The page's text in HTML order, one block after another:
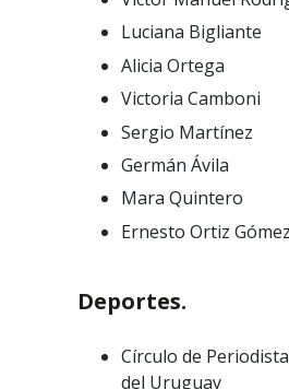
Luciana Bigliante
Alicia Ortega
Victoria Camboni
Sergio Martínez
Germán Ávila
Mara Quintero
Ernesto Ortiz Gómez
Deportes.
Círculo de
del Uruguay